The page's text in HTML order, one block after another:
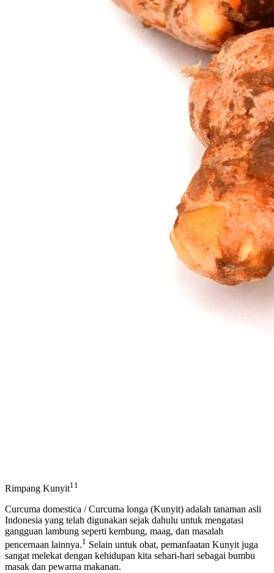
Rimpang Kunyit11
Curcuma domestica / Curcuma longa (Kunyit) adalah tanaman asli
Indonesia yang telah digunakan sejak dahulu untuk mengatasi
gangguan lambung seperti kembung, maag, dan masalah
pencernaan lainnya.1 Selain untuk obat, pemanfaatan Kunyit juga
sangat melekat dengan kehidupan kita sehari-hari sebagai bumbu
masak dan pewarna makanan.